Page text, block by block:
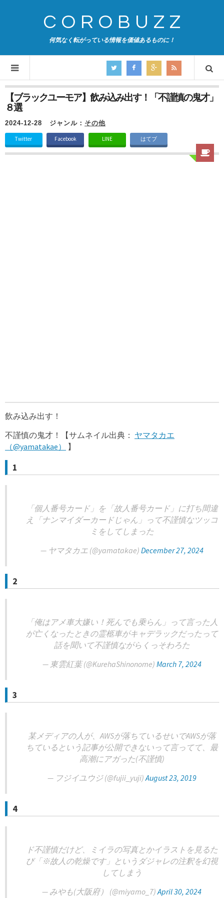
COROBUZZ
何気なく転がっている情報を価値あるものに！
【ブラックユーモア】飲み込み出す！「不謹慎の鬼才」
８選
2024-12-28 ジャンル： その他
Twitter Facebook LINE はてブ
飲み込み出す！
不謹慎の鬼才！【サムネイル出典： ヤマタカエ
（@yamatakae）
】
1
「個人番号カード」を「故人番号カード」に打ち間違
え「ナンマイダーカードじゃん」って不謹慎なツッコ
ミをしてしまった
— ヤマタカエ (@yamatakae) December 27, 2024
2
「俺はアメ車大嫌い！死んでも乗らん」って言った人
が亡くなったときの霊柩車がキャデラックだったって
話を聞いて不謹慎ながらくっそわろた
— 東雲紅葉 (@KurehaShinonome) March 7, 2024
3
某メディアの人が、AWSが落ちているせいでAWSが落
ちているという記事が公開できないって言ってて、最
高潮にアガった(不謹慎)
— フジイユウジ (@fujii_yuji)August 23, 2019
4
ド不謹慎だけど、ミイラの写真とかイラストを見るた
び「※故人の乾燥です」というダジャレの注釈を幻視
してしまう
— みやも(大阪府） (@miyamo_7)April 30, 2024